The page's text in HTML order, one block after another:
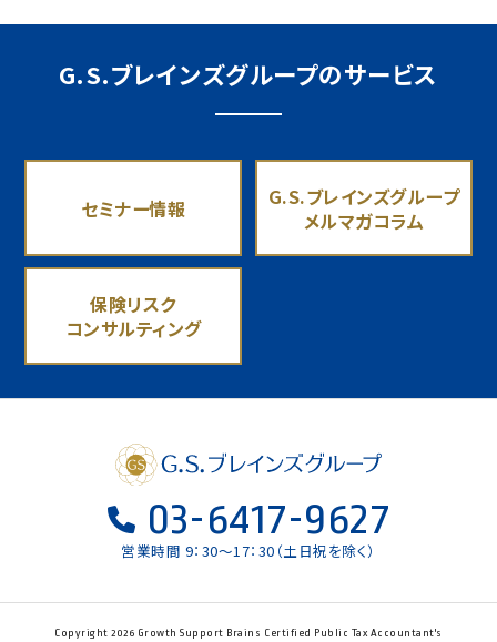
G.S.ブレインズグループのサービス
セミナー情報
G.S.ブレインズグループ
メルマガコラム
保険リスク
コンサルティング
03-6417-9627
営業時間 9：30〜17：30（土日祝を除く）
Copyright 2026 Growth Support Brains Certified Public Tax Accountant's